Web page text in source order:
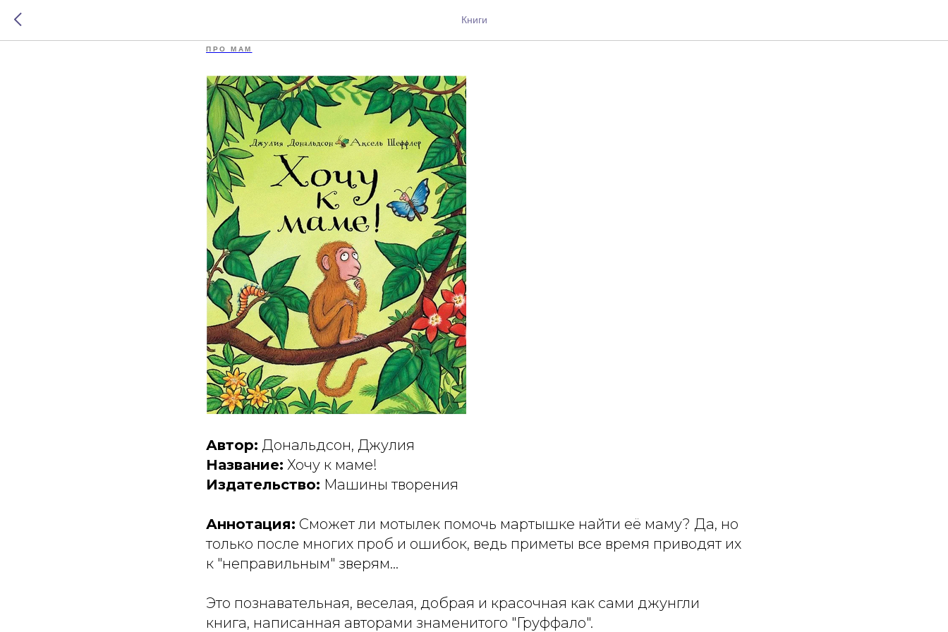
Книги
ПРО МАМ
Автор: Дональдсон, Джулия
Название: Хочу к маме!
Издательство: Машины творения
Аннотация: Сможет ли мотылек помочь мартышке найти её маму? Да, но
только после многих проб и ошибок, ведь приметы все время приводят их
к "неправильным" зверям…
Это познавательная, веселая, добрая и красочная как сами джунгли
книга, написанная авторами знаменитого "Груффало".